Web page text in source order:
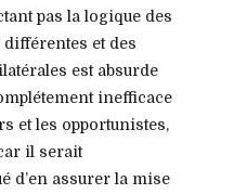
pas la logique des
et des
est absurde
inefficace
et les opportunistes,
il serait
d’en assurer la mise